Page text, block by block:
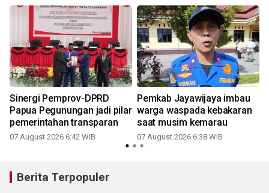
Sinergi Pemprov-DPRD
Papua Pegunungan jadi pilar
pemerintahan transparan
07 August 2026 6:42 WIB
Pemkab Jayawijaya imbau
warga waspada kebakaran
saat musim kemarau
07 August 2026 6:38 WIB
Berita Terpopuler